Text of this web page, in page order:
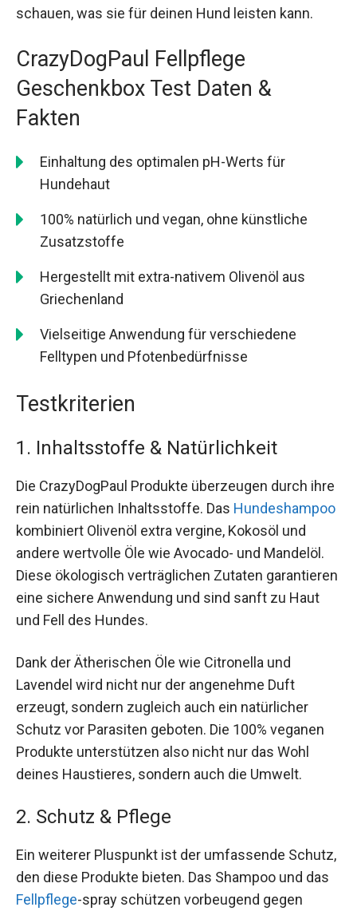
schauen, was sie für deinen Hund leisten kann.
CrazyDogPaul Fellpflege
Geschenkbox Test Daten &
Fakten
Einhaltung des optimalen pH-Werts für
Hundehaut
100% natürlich und vegan, ohne künstliche
Zusatzstoffe
Hergestellt mit extra-nativem Olivenöl aus
Griechenland
Vielseitige Anwendung für verschiedene
Felltypen und Pfotenbedürfnisse
Testkriterien
1. Inhaltsstoffe & Natürlichkeit
Die CrazyDogPaul Produkte überzeugen durch ihre
rein natürlichen Inhaltsstoffe. Das Hundeshampoo
kombiniert Olivenöl extra vergine, Kokosöl und
andere wertvolle Öle wie Avocado- und Mandelöl.
Diese ökologisch verträglichen Zutaten garantieren
eine sichere Anwendung und sind sanft zu Haut
und Fell des Hundes.
Dank der Ätherischen Öle wie Citronella und
Lavendel wird nicht nur der angenehme Duft
erzeugt, sondern zugleich auch ein natürlicher
Schutz vor Parasiten geboten. Die 100% veganen
Produkte unterstützen also nicht nur das Wohl
deines Haustieres, sondern auch die Umwelt.
2. Schutz & Pflege
Ein weiterer Pluspunkt ist der umfassende Schutz,
den diese Produkte bieten. Das Shampoo und das
Fellpflege-spray schützen vorbeugend gegen